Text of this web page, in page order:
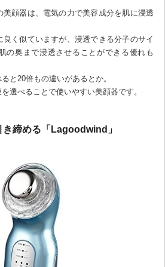
顔器は、電気の力で美容成分を肌に浸透
く似ていますが、浸透できる分子のサイ
の奥まで浸透させることができる優れも
と20倍もの違いがあるとか。
選べることで使いやすい美顔器です。
締める「Lagoodwind」